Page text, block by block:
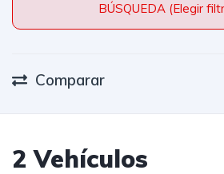
Comparar
2 Vehículos